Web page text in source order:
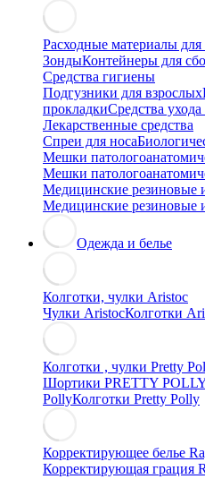
Расходные материалы
ЗондыКонтейнеры для
Средства гигиены
Подгузники для взрослых
прокладкиСредства
Лекарственные средства
Спреи для носа
Мешки
Мешки
Медицинские резиновые
Медицинские резиновые
Одежда и белье
Колготки, чулки Aristoc
Чулки AristocКолготки
Колготки , чулки Pretty
Шортики PRETTY
PollyКолготки Pretty Polly
Корректирующее белье
Корректирующая грация